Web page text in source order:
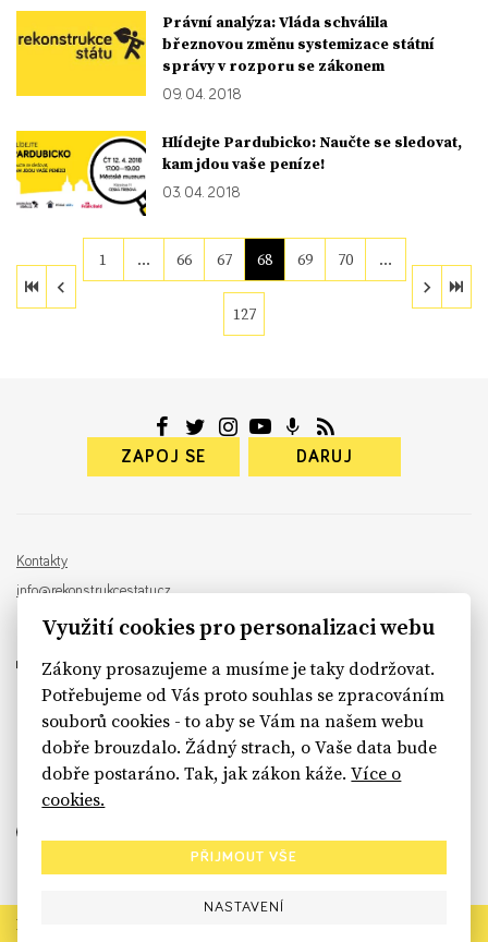
Právní analýza: Vláda schválila
březnovou změnu systemizace státní
správy v rozporu se zákonem
09. 04. 2018
Hlídejte Pardubicko: Naučte se sledovat,
kam jdou vaše peníze!
03. 04. 2018
1 … 66 67 68 69 70 …
127
ZAPOJ SE DARUJ
Kontakty
info@rekonstrukcestatu.cz
Návrh a vývoj: Sinfin , ilustrace:
sinfin.digital
Rekonstrukce státu končí. Její členské organizace však dál
Využití cookies pro personalizaci webu
Zákony prosazujeme a musíme je taky dodržovat.
Potřebujeme od Vás proto souhlas se zpracováním
souborů cookies - to aby se Vám na našem webu
dobře brouzdalo. Žádný strach, o Vaše data bude
dobře postaráno. Tak, jak zákon káže.Více o
cookies.
PŘIJMOUT VŠE
NASTAVENÍ